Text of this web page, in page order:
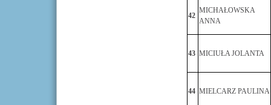
42
MICHAŁOWSKA
ANNA
43 MICIUŁA JOLANTA
44 MIELCARZ PAULINA